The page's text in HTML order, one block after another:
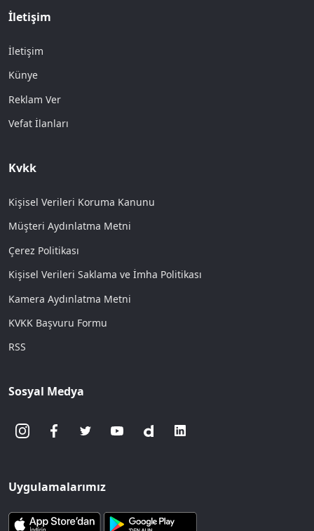
İletişim
İletişim
Künye
Reklam Ver
Vefat İlanları
Kvkk
Kişisel Verileri Koruma Kanunu
Müşteri Aydınlatma Metni
Çerez Politikası
Kişisel Verileri Saklama ve İmha Politikası
Kamera Aydınlatma Metni
KVKK Başvuru Formu
RSS
Sosyal Medya
Uygulamalarımız